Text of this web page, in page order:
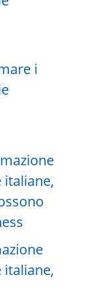
i
italiane,